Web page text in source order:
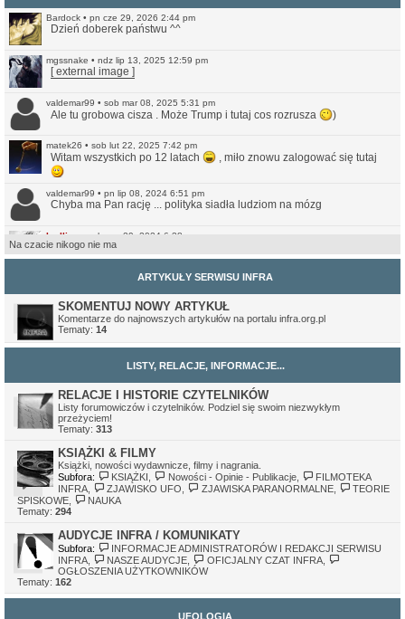
Bardock • pn cze 29, 2026 2:44 pm
Dzień doberek państwu ^^
mgssnake • ndz lip 13, 2025 12:59 pm
[ external image ]
valdemar99 • sob mar 08, 2025 5:31 pm
Ale tu grobowa cisza . Może Trump i tutaj cos rozrusza )
matek26 • sob lut 22, 2025 7:42 pm
Witam wszystkich po 12 latach , miło znowu zalogować się tutaj
valdemar99 • pn lip 08, 2024 6:51 pm
Chyba ma Pan rację ... polityka siadła ludziom na mózg
Ivellios sob cze 29, 2024 6:38 pm
Raczej wątpię. Ale przynajmniej jest teraz bardziej przystępna do
czytania na smartfonach. Nie jest może idealna, ale lepsze (a na
pewno czytelniejsze) to niż to co było wcześniej.
valdemar99•ndz cze 16, 2024 7:56 am
Może strona odżyje
Northwood
No i pięknie.
Przekonwertowałem Infrę na WordPressa:https://www.infra.org.pl/
Ivellios •sob gru 24, 2022 11:41 pm
Działają tylko awatary, które były wgrane na serwer. Awatary z
zewnętrznych serwerów mogą nie działać, z tego względu, że
serwery, na których były hostowane, zniknęły.
Na czacie nikogo nie ma
ARTYKUŁY SERWISU INFRA
SKOMENTUJ NOWY ARTYKUŁ
Komentarze do najnowszych artykułów na portalu infra.org.pl
Tematy: 14
LISTY, RELACJE, INFORMACJE...
RELACJE I HISTORIE CZYTELNIKÓW
Listy forumowiczów i czytelników. Podziel się swoim niezwykłym
przeżyciem!
Tematy: 313
KSIĄŻKI & FILMY
Książki, nowości wydawnicze, filmy i nagrania.
Subfora:
KSIĄŻKI Nowości - Opinie - Publikacje,
FILMOTEKA
INFRA
ZJAWISKO UFO ZJAWISKA PARANORMALNE,
TEORIE
SPISKOWE
NAUKA
Tematy: 294
AUDYCJE INFRA / KOMUNIKATY
Subfora:
INFORMACJE ADMINISTRATORÓW I REDAKCJI SERWISU
INFRA
NASZE AUDYCJE OFICJALNY CZAT INFRA,
OGŁOSZENIA UŻYTKOWNIKÓW
Tematy: 162
UFOLOGIA